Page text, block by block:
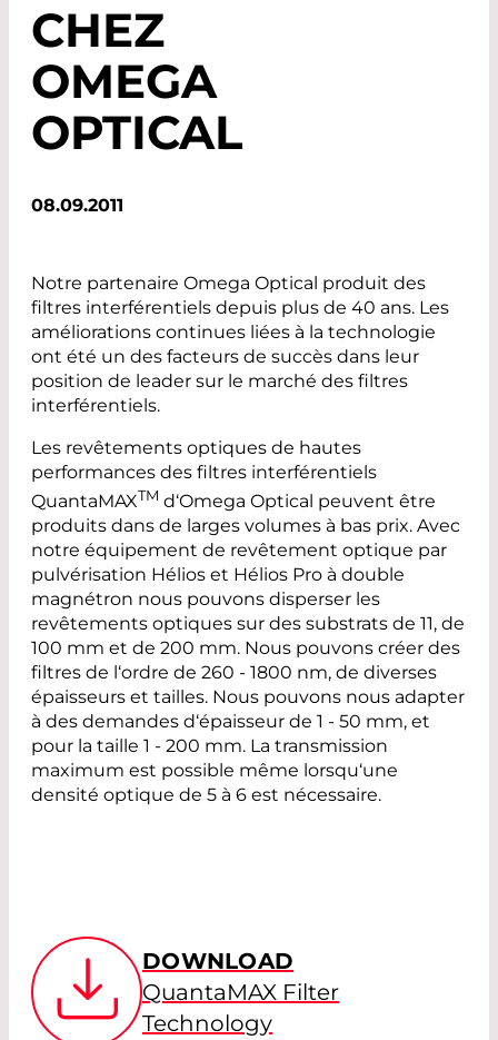
CHEZ
OMEGA
OPTICAL
08.09.2011
Notre partenaire Omega Optical produit des
filtres interférentiels depuis plus de 40 ans. Les
améliorations continues liées à la technologie
ont été un des facteurs de succès dans leur
position de leader sur le marché des filtres
interférentiels.
Les revêtements optiques de hautes
performances des filtres interférentiels
QuantaMAXTM d‘Omega Optical peuvent être
produits dans de larges volumes à bas prix. Avec
notre équipement de revêtement optique par
pulvérisation Hélios et Hélios Pro à double
magnétron nous pouvons disperser les
revêtements optiques sur des substrats de 11, de
100 mm et de 200 mm. Nous pouvons créer des
filtres de l‘ordre de 260 - 1800 nm, de diverses
épaisseurs et tailles. Nous pouvons nous adapter
à des demandes d‘épaisseur de 1 - 50 mm, et
pour la taille 1 - 200 mm. La transmission
maximum est possible même lorsqu‘une
densité optique de 5 à 6 est nécessaire.
DOWNLOAD
QuantaMAX Filter
Technology